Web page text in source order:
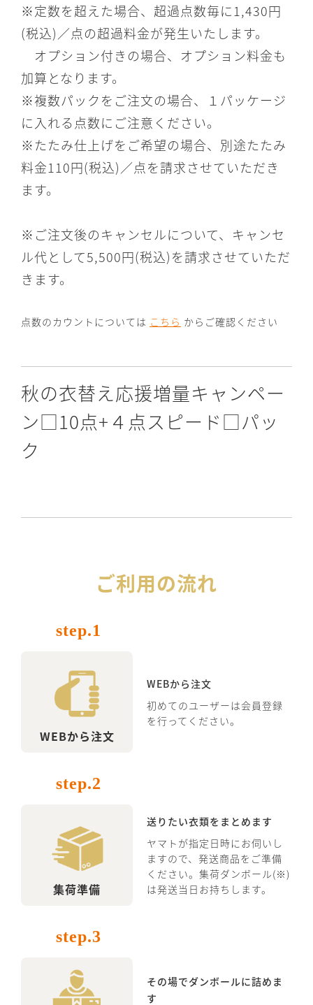
※定数を超えた場合、超過点数毎に1,430円
(税込)／点の超過料金が発生いたします。
オプション付きの場合、オプション料金も
加算となります。
※複数パックをご注文の場合、１パッケージ
に入れる点数にご注意ください。
※たたみ仕上げをご希望の場合、別途たたみ
料金110円(税込)／点を請求させていただき
ます。
※ご注文後のキャンセルについて、キャンセ
ル代として5,500円(税込)を請求させていただ
きます。
点数のカウントについては こちら からご確認ください
秋の衣替え応援増量キャンペー
ン□10点+４点スピード□パッ
ク
ご利用の流れ
step.1
WEBから注文
WEBから注文
初めてのユーザーは会員登録
を行ってください。
step.2
集荷準備
送りたい衣類をまとめます
ヤマトが指定日時にお伺いし
ますので、発送商品をご準備
ください。集荷ダンボール(※)
は発送当日お持ちします。
step.3
その場でダンボールに詰めま
す